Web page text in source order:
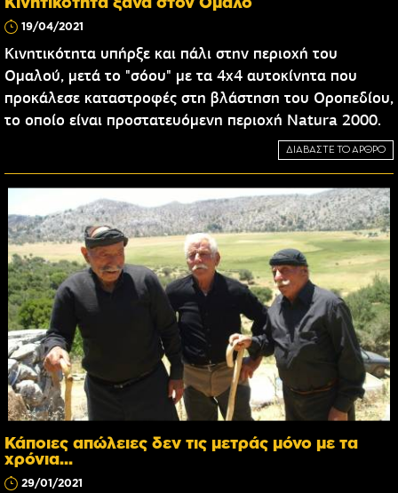
19/04/2021
Κινητικότητα υπήρξε και πάλι στην περιοχή του
Ομαλού, μετά το "σόου" με τα 4x4 αυτοκίνητα που
προκάλεσε καταστροφές στη βλάστηση του Οροπεδίου,
το οποίο είναι προστατευόμενη περιοχή Natura 2000.
ΔΙΑΒΑΣΤΕ ΤΟ ΑΡΘΡΟ
Κάποιες απώλειες δεν τις μετράς μόνο με τα
χρόνια...
29/01/2021